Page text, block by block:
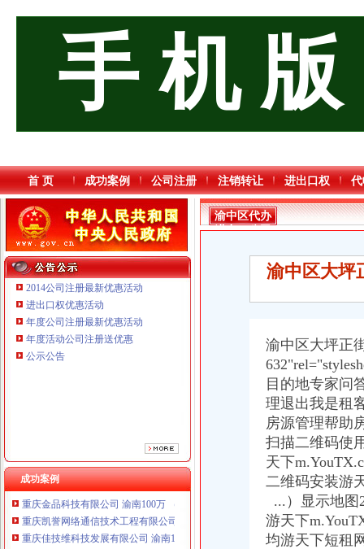
手 机 版
首 页 成功案例 公司注册 注销转让 进出口权
2014公司注册最新优惠活动
进出口权优惠活动
年度公司注册最新优惠活动
年度活动公司注册送优惠
公示公告
成功案例
重庆海谛升进出口贸易有限公司 渝北100万 （进出口权）
重庆欧氏科技发展有限公司 渝九50万 （进出口权）
重庆市明诚塑料制品有限责任公司 渝高100万 （进出口权）
重庆金品科技有限公司 渝南100万 （进出口权）
重庆凯誉网络通信技术工程有限公司 渝中300万 （工商变更）
重庆佳技维科技发展有限公司 渝南100万 （进出口权）
重庆海谛升进出口贸易有限公司 渝北100万 （进出口权）
渝中区代办
进出口公司
渝中区大坪
渝中区大坪正
目的地专家问
理退出我是租
房源管理帮助
扫描二维码使
天下
二维码安装游
...）显示地图
游天下
均游天下短租